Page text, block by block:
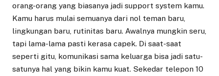
orang-orang yang biasanya jadi support system kamu.
Kamu harus mulai semuanya dari nol teman baru,
lingkungan baru, rutinitas baru. Awalnya mungkin seru,
tapi lama-lama pasti kerasa capek. Di saat-saat
seperti gitu, komunikasi sama keluarga bisa jadi satu-
satunya hal yang bikin kamu kuat. Sekedar telepon 10